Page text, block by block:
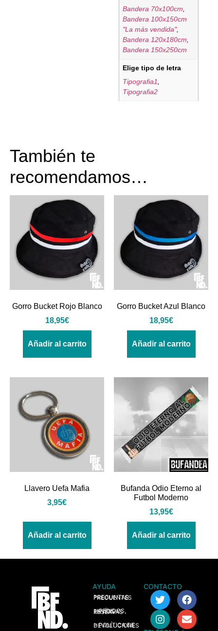
Bandera 70x100cm,
Bandera 100x150cm
"La más vendida",
Bandera 120x180cm,
Bandera 150x250cm
Elige tipo de letra
Tipografia1
Tipografia2
También te
recomendamos…
Gorro Bucket Rojo Blanco
18,95€
Añadir al carrito
Gorro Bucket Azul Blanco
18,95€
Añadir al carrito
Llavero Uefa Mafia
3,95€
Añadir al carrito
Bufanda Odio Eterno al
Futbol Moderno
13,95€
Añadir al carrito
AYUDA
> PREGUNTAS FRECUENTES
> PEDIDOS, ENVÍOS Y RESERVAS
> POLÍTICA DE DEVOLUCIONES
CONTACTO